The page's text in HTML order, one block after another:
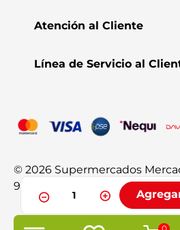
Atención al Cliente
Línea de Servicio al
© 2026 Supermercados
901.370.428-3. Todos los